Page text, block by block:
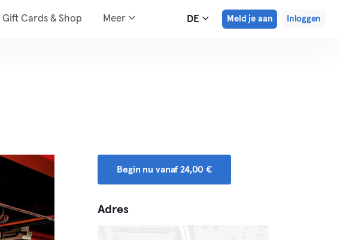
Gift Cards & Shop Meer DE Meld je aan Inloggen
Begin nu vanaf 24,00 €
Adres